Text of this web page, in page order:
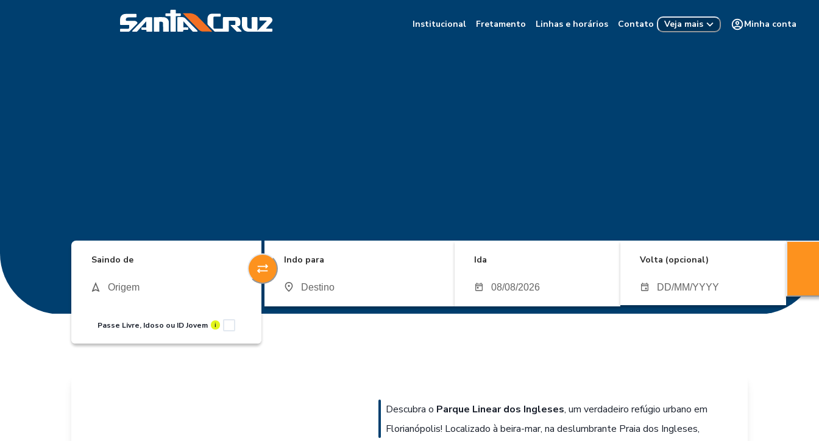
Institucional Fretamento Linhas e horários Contato Veja mais Minha conta
Saindo de
Passe Livre, Idoso ou ID Jovem i
Indo para Ida Volta (opcional)
Descubra o Parque Linear dos Ingleses, um verdadeiro refúgio urbano em
Florianópolis! Localizado à beira-mar, na deslumbrante Praia dos Ingleses,